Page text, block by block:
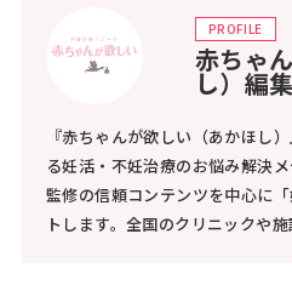
PROFILE
赤ちゃ
し）編
『赤ちゃんが欲しい（あかほし
る妊活・不妊治療のお悩み解決
監修の信頼コンテンツを中心に
トします。全国のクリニックや施